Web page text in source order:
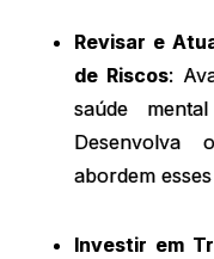
Revisar e
de Riscos:
saúde
Desenvolva
abordem
Investir em